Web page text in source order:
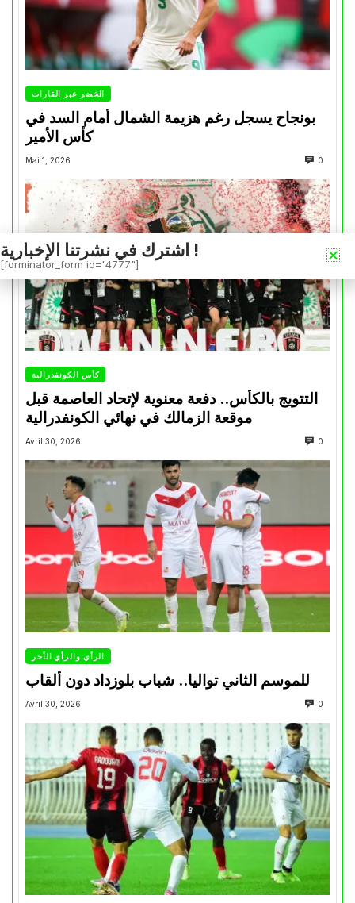
الخضر عبر القارات
بونجاح يسجل رغم هزيمة الشمال أمام السد في
كأس الأمير
Mai 1, 2026 0
كأس الكونفدرالية
التتويج بالكأس.. دفعة معنوية لإتحاد العاصمة قبل
موقعة الزمالك في نهائي الكونفدرالية
Avril 30, 2026 0
الرأي والرأي الأخر
للموسم الثاني تواليا.. شباب بلوزداد دون ألقاب
Avril 30, 2026 0
اشترك في نشرتنا الإخبارية !
[forminator_form id="4777"]